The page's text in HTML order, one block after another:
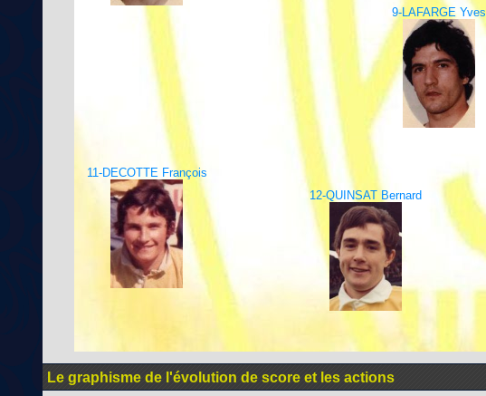
9-LAFARGE Yves
11-DECOTTE François
12-QUINSAT Bernard
Le graphisme de l'évolution de score et les actions